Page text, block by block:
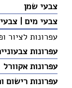
צבעי שמן
צבעי מים |
עפרונות לציור
עפרונות
עפרונות אקוורל
עפרונות רישום